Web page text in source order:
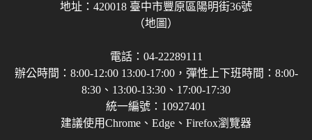
地址：420018 臺中市豐原區陽明街36號
（地圖）
電話：04-22289111
辦公時間：8:00-12:00 13:00-17:00，彈性上下班時間：8:00-
8:30、13:00-13:30、17:00-17:30
統一編號：10927401
建議使用Chrome、Edge、Firefox瀏覽器